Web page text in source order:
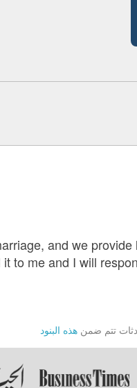
and we
to me and I will
تتم ضمن هذه البنود